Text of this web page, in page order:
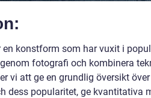
konstform som har vuxit i
fotografi och kombinera
vi att ge en grundlig översikt
dess popularitet, ge kvantitativa